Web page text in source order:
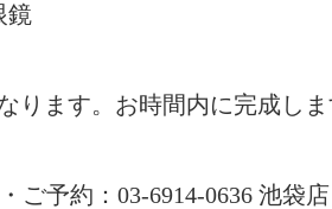
鏡
ります。お時間内に完成し
ご予約：03-6914-0636 池袋店